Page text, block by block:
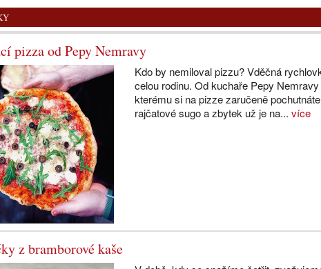
pizza od Pepy Nemravy
Kdo by nemiloval pizzu? Vděčná
celou rodinu. Od kuchaře Pepy
kterému si na pizze zaručeně
rajčatové sugo a zbytek už je na...více
z bramborové kaše